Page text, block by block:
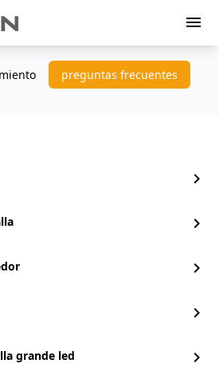
menu
preguntas frecuentes
chevron_right
chevron_right
chevron_right
chevron_right
grande led chevron_right